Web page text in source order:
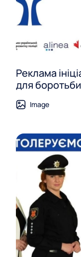
Реклама
для
Image